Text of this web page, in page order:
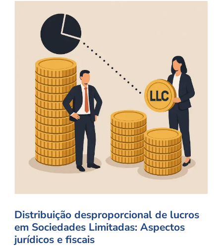
Distribuição desproporcional de lucros
em Sociedades Limitadas: Aspectos
jurídicos e fiscais